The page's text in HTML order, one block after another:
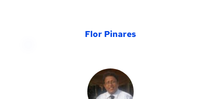
Flor Pinares